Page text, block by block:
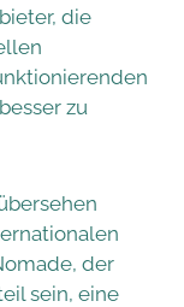
die
zu
der
sein, eine